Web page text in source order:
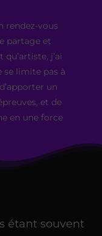
rendez-vous
partage et
j’ai
se limite pas à
un
et de
en une force
étant souvent